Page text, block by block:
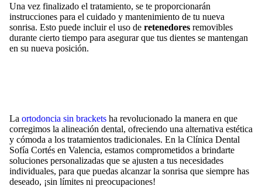
Una vez finalizado el tratamiento, se te proporcionarán
instrucciones para el cuidado y mantenimiento de tu nueva
sonrisa. Esto puede incluir el uso de retenedores removibles
durante cierto tiempo para asegurar que tus dientes se mantengan
en su nueva posición.
La ortodoncia sin brackets ha revolucionado la manera en que
corregimos la alineación dental, ofreciendo una alternativa estética
y cómoda a los tratamientos tradicionales. En la Clínica Dental
Sofía Cortés en Valencia, estamos comprometidos a brindarte
soluciones personalizadas que se ajusten a tus necesidades
individuales, para que puedas alcanzar la sonrisa que siempre has
deseado, ¡sin límites ni preocupaciones!